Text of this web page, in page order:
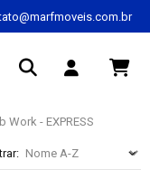
Work - EXPRESS